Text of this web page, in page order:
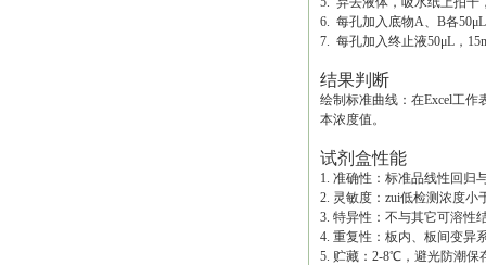
6. 每孔加入底物A、B各
7. 每孔加入终止液50μL，
结果判断
绘制标准曲线：在Excel工
本浓度值。
试剂盒性能
1. 准确性：标准品线性回归
2. 灵敏度：zui低检测浓度小
3. 特异性：不与其它可溶性
4. 重复性：板内、板间变异
5. 贮藏：2-8℃，避光防潮保